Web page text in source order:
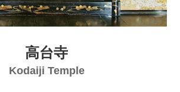
高台寺
Kodaiji Temple